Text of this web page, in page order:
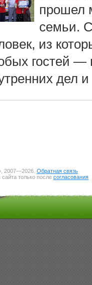
прошел
семьи.
из
гостей —
дел
2007—2026. Обратная связь
только после согласования